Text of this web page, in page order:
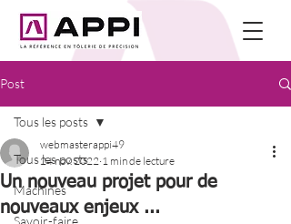
Post
Tous les posts
Machines
Savoir-faire
Tous les posts
Un nouveau projet pour de
nouveaux enjeux ...
webmasterappi49
24 nov. 2022 1 min de lecture